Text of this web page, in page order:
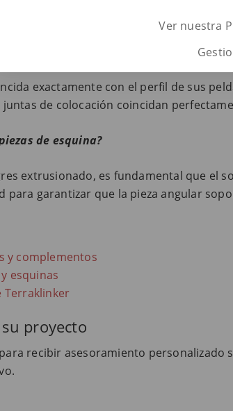
angulares
para mi escalera?
exactamente con el perfil de sus
de colocación coincidan
de esquina?
extrusionado, es fundamental que el
para garantizar que la pieza angular
y complementos
esquinas
Terraklinker
proyecto
recibir asesoramiento
Ver nuestra